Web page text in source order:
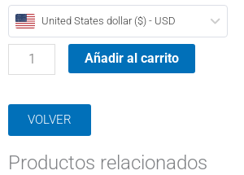
United States dollar ($) - USD
C4,
eje
trasero
cantidad
Añadir al carrito
VOLVER
Productos relacionados